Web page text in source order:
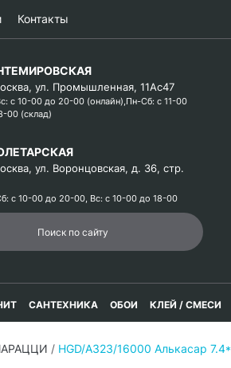
Контакты
ул. Промышленная, 11Ас47
с 10-00 до 20-00 (онлайн),Пн-Сб: с 11-00
00 (склад)
ул. Воронцовская, д. 36, стр.
с 10-00 до 20-00, Вс: с 10-00 до 18-00
САНТЕХНИКА ОБОИ КЛЕЙ / СМЕСИ
/ HGD/A323/16000 Алькасар